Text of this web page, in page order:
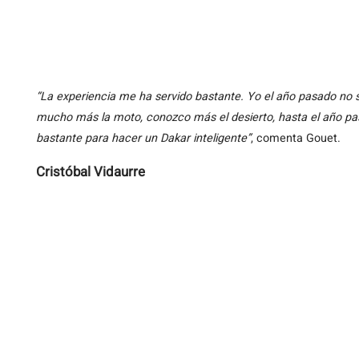
“La experiencia me ha servido bastante. Yo el año pasado
mucho más la moto, conozco más el desierto, hasta el año
bastante para hacer un Dakar inteligente”, comenta Gouet.
Cristóbal Vidaurre